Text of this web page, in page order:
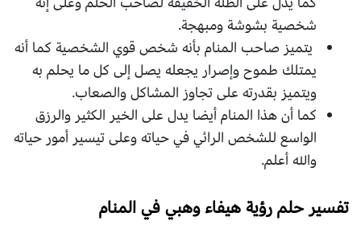
شخصية بشوشة ومبهجة.
يتميز صاحب المنام بأنه شخص قوي الشخصية كما أنه
يمتلك طموح وإصرار يجعله يصل إلى كل ما يحلم به
ويتميز بقدرته على تجاوز المشاكل والصعاب.
كما أن هذا المنام أيضا يدل على الخير الكثير والرزق
الواسع للشخص الرائي في حياته وعلى تيسير أمور حياته
والله أعلم.
تفسير حلم رؤية هيفاء وهبي في المنام